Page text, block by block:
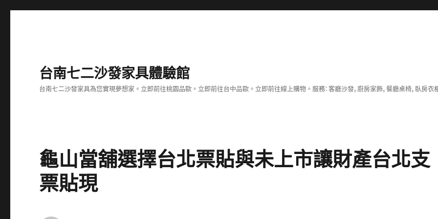
台南七二沙發家具體驗館
台南七二沙發家具為您實現夢想家。立即前往桃園品歐。立即前往台中品歐。立即前往線上購物。服務: 客廳沙發, 廚房家飾, 餐廳桌椅, 臥房衣
龜山當舖選擇台北票貼與未上市讓財產台北支
票貼現